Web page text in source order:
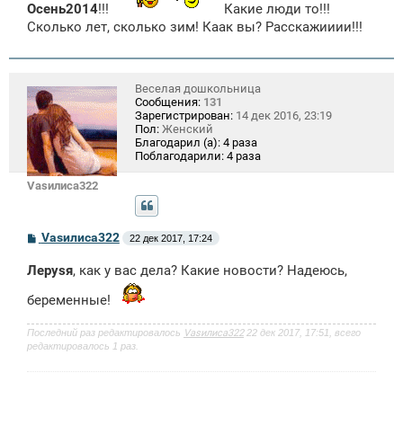
Осень2014!!!
Какие люди то!!!
Сколько лет, сколько зим! Каак вы? Расскажииии!!!
Vasилиса322
Веселая дошкольница
Сообщения: 131
Зарегистрирован: 14 дек 2016, 23:19
Пол: Женский
Благодарил (а): 4 раза
Поблагодарили: 4 раза
С
о
б
е
н
и
е
Vasилиса322 22 дек 2017, 17:24
Лeрysя, как у вас дела? Какие новости? Надеюсь,
беременные!
Последний раз редактировалось Vasилиса32222 дек 2017, 17:51, всего
редактировалось 1 раз.